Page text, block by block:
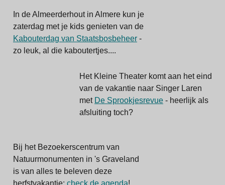
In de Almeerderhout in Almere kun je
zaterdag met je kids genieten van de
Kabouterdag van Staatsbosbeheer -
zo leuk, al die kaboutertjes....
Het Kleine Theater komt aan het eind
van de vakantie naar Singer Laren
met De Sprookjesrevue - heerlijk als
afsluiting toch?
Bij het Bezoekerscentrum van
Natuurmonumenten in 's Graveland
is van alles te beleven deze